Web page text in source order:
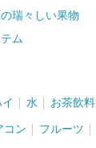
瑞々しい果物
ム
水 お茶飲料
コン フルーツ